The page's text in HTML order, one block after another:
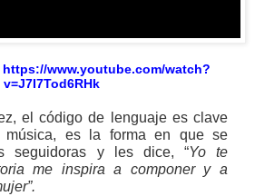
https://www.youtube.com/watch?
v=J7I7Tod6RHk
el código de lenguaje es clave
es la forma en que se
seguidoras y les dice, “Yo te
me inspira a componer y a